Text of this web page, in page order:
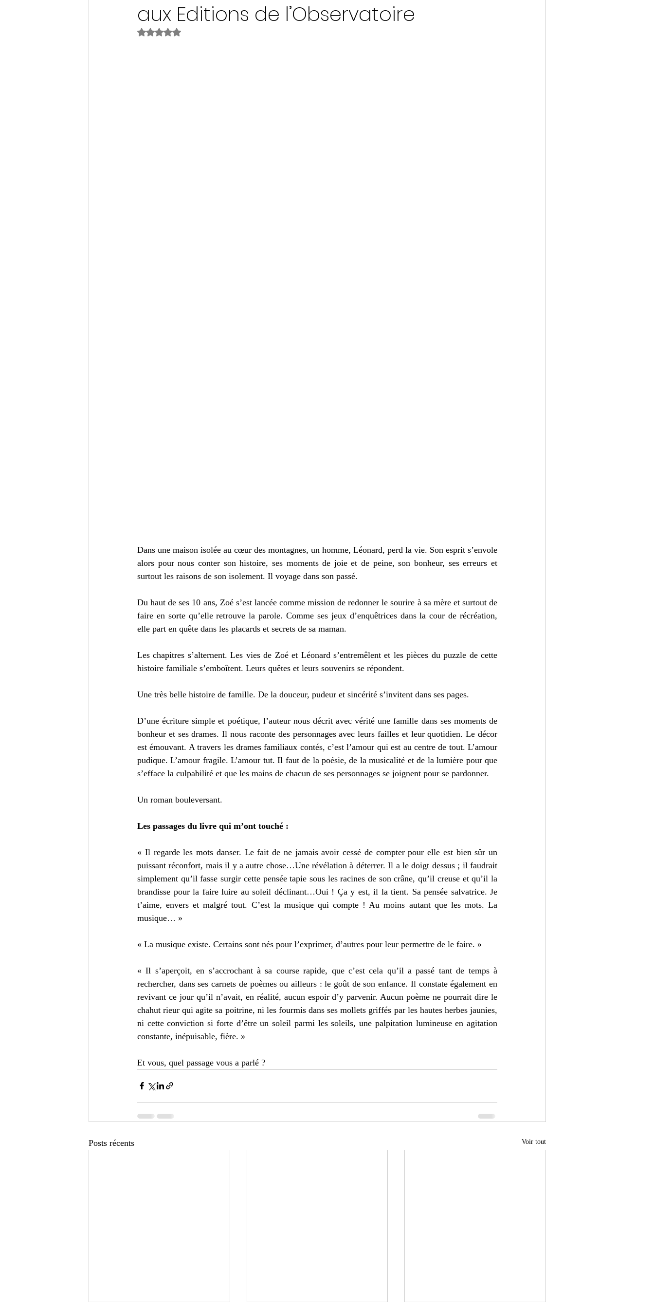
aux Editions de l’Observatoire
Noté NaN étoiles sur 5.
Dans une maison isolée au cœur des montagnes, un homme, Léonard, perd la vie. Son esprit s’envole
alors pour nous conter son histoire, ses moments de joie et de peine, son bonheur, ses erreurs et
surtout les raisons de son isolement. Il voyage dans son passé.
Du haut de ses 10 ans, Zoé s’est lancée comme mission de redonner le sourire à sa mère et surtout de
faire en sorte qu’elle retrouve la parole. Comme ses jeux d’enquêtrices dans la cour de récréation,
elle part en quête dans les placards et secrets de sa maman.
Les chapitres s’alternent. Les vies de Zoé et Léonard s’entremêlent et les pièces du puzzle de cette
histoire familiale s’emboîtent. Leurs quêtes et leurs souvenirs se répondent.
Une très belle histoire de famille. De la douceur, pudeur et sincérité s’invitent dans ses pages.
D’une écriture simple et poétique, l’auteur nous décrit avec vérité une famille dans ses moments de
bonheur et ses drames. Il nous raconte des personnages avec leurs failles et leur quotidien. Le décor
est émouvant. A travers les drames familiaux contés, c’est l’amour qui est au centre de tout. L’amour
pudique. L’amour fragile. L’amour tut. Il faut de la poésie, de la musicalité et de la lumière pour que
s’efface la culpabilité et que les mains de chacun de ses personnages se joignent pour se pardonner.
Un roman bouleversant.
Les passages du livre qui m’ont touché :
« Il regarde les mots danser. Le fait de ne jamais avoir cessé de compter pour elle est bien sûr un
puissant réconfort, mais il y a autre chose…Une révélation à déterrer. Il a le doigt dessus ; il faudrait
simplement qu’il fasse surgir cette pensée tapie sous les racines de son crâne, qu’il creuse et qu’il la
brandisse pour la faire luire au soleil déclinant…Oui ! Ça y est, il la tient. Sa pensée salvatrice. Je
t’aime, envers et malgré tout. C’est la musique qui compte ! Au moins autant que les mots. La
musique… »
« La musique existe. Certains sont nés pour l’exprimer, d’autres pour leur permettre de le faire. »
« Il s’aperçoit, en s’accrochant à sa course rapide, que c’est cela qu’il a passé tant de temps à
rechercher, dans ses carnets de poèmes ou ailleurs : le goût de son enfance. Il constate également en
revivant ce jour qu’il n’avait, en réalité, aucun espoir d’y parvenir. Aucun poème ne pourrait dire le
chahut rieur qui agite sa poitrine, ni les fourmis dans ses mollets griffés par les hautes herbes jaunies,
ni cette conviction si forte d’être un soleil parmi les soleils, une palpitation lumineuse en agitation
constante, inépuisable, fière. »
Et vous, quel passage vous a parlé ?
Posts récents Voir tout